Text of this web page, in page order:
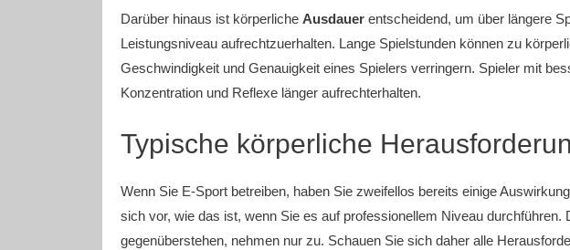
Darüber hinaus ist körperliche Ausdauer entscheidend, um über längere
Leistungsniveau aufrechtzuerhalten. Lange Spielstunden können zu
Geschwindigkeit und Genauigkeit eines Spielers verringern. Spieler mit
Konzentration und Reflexe länger aufrechterhalten.
Typische körperliche
Wenn Sie E-Sport betreiben, haben Sie zweifellos bereits einige
sich vor, wie das ist, wenn Sie es auf professionellem Niveau durchführen.
gegenüberstehen, nehmen nur zu. Schauen Sie sich daher alle